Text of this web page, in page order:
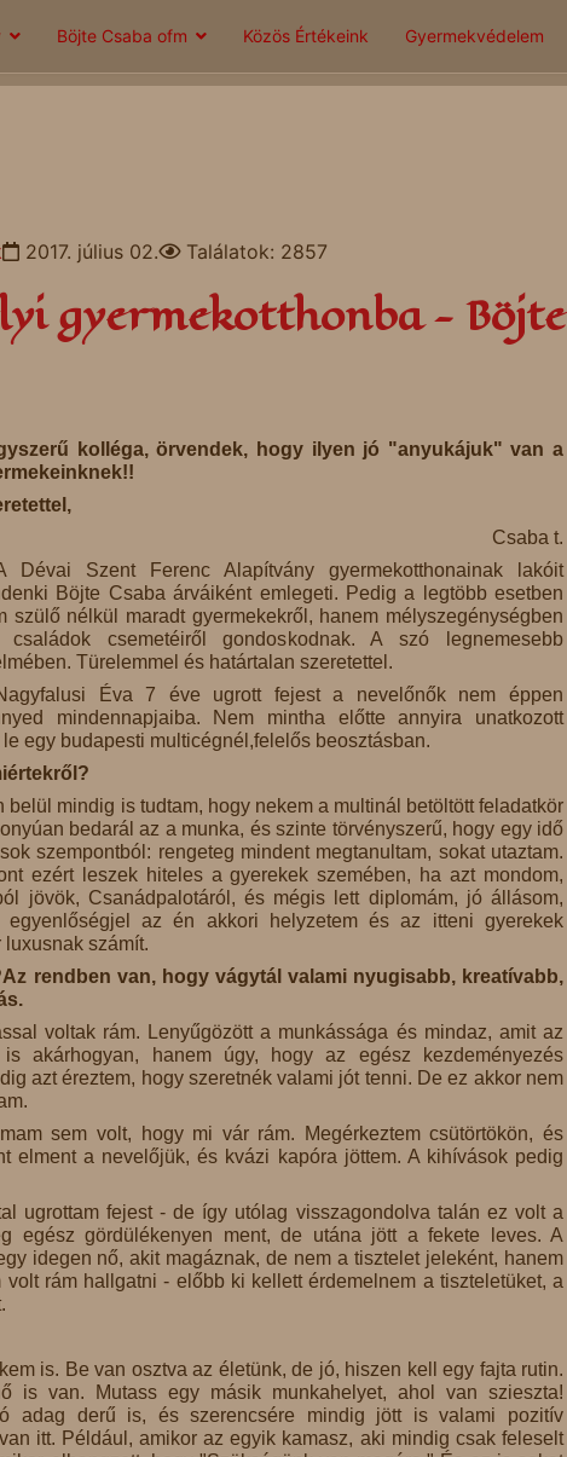
Böjte Csaba ofm Közös Értékeink Gyermekvédelem
2017. július 02. Találatok: 2857
gyermekotthonba - Böjte
kolléga, örvendek, hogy ilyen jó "anyukájuk" van a
Csaba t.
Dévai Szent Ferenc Alapítvány gyermekotthonainak lakóit
Böjte Csaba árváiként emlegeti. Pedig a legtöbb esetben
szülő nélkül maradt gyermekekről, hanem mélyszegénységben
családok csemetéiről gondoskodnak. A szó legnemesebb
Türelemmel és határtalan szeretettel.
Éva 7 éve ugrott fejest a nevelőnők nem éppen
mindennapjaiba. Nem mintha előtte annyira unatkozott
egy budapesti multicégnél,felelős beosztásban.
mindig is tudtam, hogy nekem a multinál betöltött feladatkör
bedarál az a munka, és szinte törvényszerű, hogy egy idő
szempontból: rengeteg mindent megtanultam, sokat utaztam.
ezért leszek hiteles a gyerekek szemében, ha azt mondom,
jövök, Csanádpalotáról, és mégis lett diplomám, jó állásom,
egyenlőségjel az én akkori helyzetem és az itteni gyerekek
luxusnak számít.
rendben van, hogy vágytál valami nyugisabb, kreatívabb,
voltak rám. Lenyűgözött a munkássága és mindaz, amit az
akárhogyan, hanem úgy, hogy az egész kezdeményezés
azt éreztem, hogy szeretnék valami jót tenni. De ez akkor nem
sem volt, hogy mi vár rám. Megérkeztem csütörtökön, és
elment a nevelőjük, és kvázi kapóra jöttem. A kihívások pedig
ugrottam fejest - de így utólag visszagondolva talán ez volt a
egész gördülékenyen ment, de utána jött a fekete leves. A
idegen nő, akit magáznak, de nem a tisztelet jeleként, hanem
rám hallgatni - előbb ki kellett érdemelnem a tiszteletüket, a
is. Be van osztva az életünk, de jó, hiszen kell egy fajta rutin.
is van. Mutass egy másik munkahelyet, ahol van szieszta!
adag derű is, és szerencsére mindig jött is valami pozitív
itt. Például, amikor az egyik kamasz, aki mindig csak feleselt